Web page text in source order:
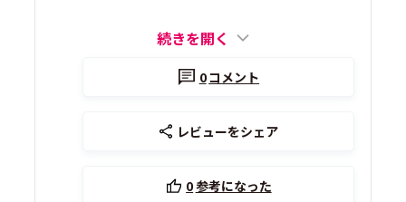
続きを開く
0コメント
レビューをシェア
0参考になった